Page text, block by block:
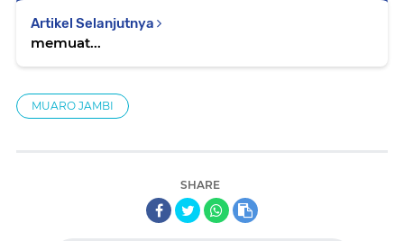
Artikel Selanjutnya
memuat...
MUARO JAMBI
SHARE